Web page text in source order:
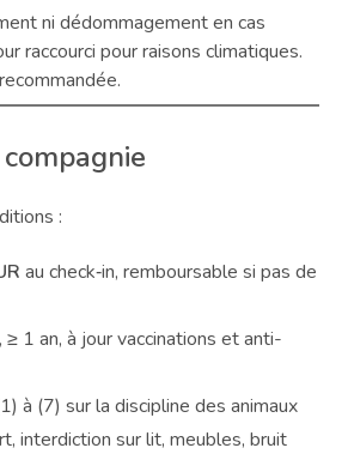
ni dédommagement en cas
raccourci pour raisons climatiques.
:
au check‑in, remboursable si pas de
1 an, à jour vaccinations et anti-
à (7) sur la discipline des animaux
interdiction sur lit, meubles, bruit